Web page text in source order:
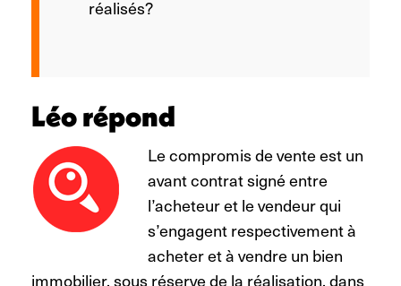
réalisés?
Léo répond
Le compromis de vente est un
avant contrat signé entre
l’acheteur et le vendeur qui
s’engagent respectivement à
acheter et à vendre un bien
immobilier, sous réserve de la réalisation, dans